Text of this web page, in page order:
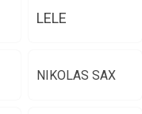
LELE
NIKOLAS SAX